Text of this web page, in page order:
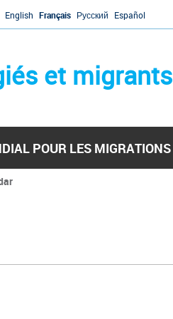
English Français Русский Español
et migrants
POUR LES MIGRATIONS